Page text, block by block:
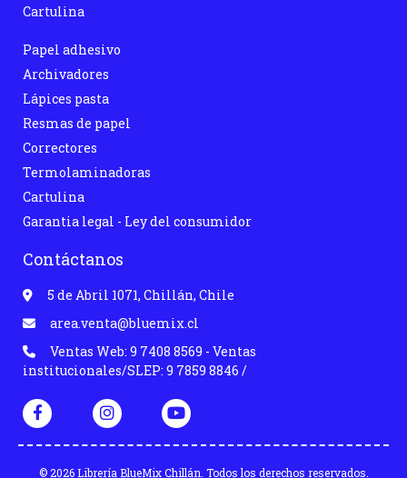
Cartulina
Papel adhesivo
Archivadores
Lápices pasta
Resmas de papel
Correctores
Termolaminadoras
Cartulina
Garantia legal - Ley del consumidor
Contáctanos
5 de Abril 1071, Chillán, Chile
area.venta@bluemix.cl
Ventas Web: 9 7408 8569 - Ventas
institucionales/SLEP: 9 7859 8846 /
© 2026 Librería BlueMix Chillán. Todos los derechos reservados.